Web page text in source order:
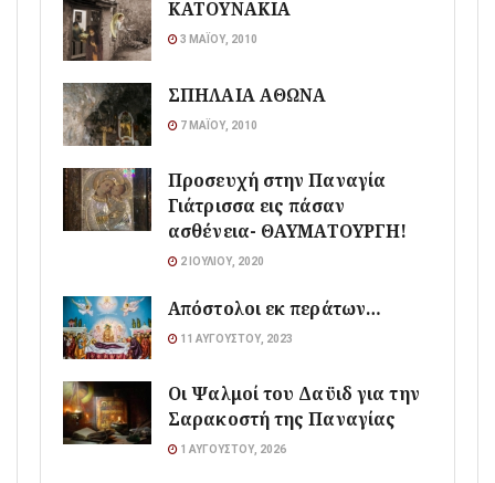
ΚΑΤΟΥΝΑΚΙΑ
3 ΜΑΪ́ΟΥ, 2010
ΣΠΗΛΑΙΑ ΑΘΩΝΑ
7 ΜΑΪ́ΟΥ, 2010
Προσευχή στην Παναγία
Γιάτρισσα εις πάσαν
ασθένεια- ΘΑΥΜΑΤΟΥΡΓΗ!
2 ΙΟΥΛΊΟΥ, 2020
Απόστολοι εκ περάτων…
11 ΑΥΓΟΎΣΤΟΥ, 2023
Οι Ψαλμοί του Δαϋιδ για την
Σαρακοστή της Παναγίας
1 ΑΥΓΟΎΣΤΟΥ, 2026